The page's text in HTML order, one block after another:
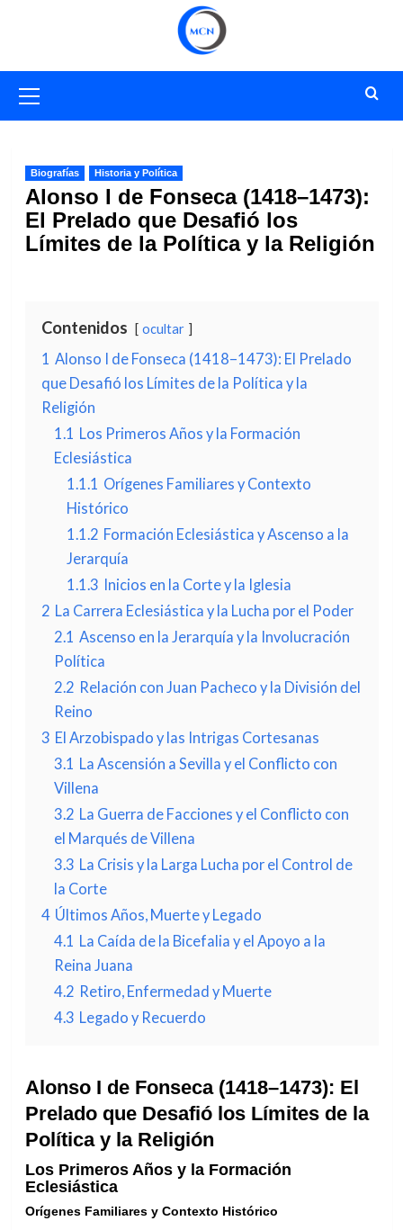
primario
Biografías Historia y Política
Alonso I de Fonseca (1418–1473):
El Prelado que Desafió los
Límites de la Política y la Religión
Contenidos ocultar
1 Alonso I de Fonseca (1418–1473): El Prelado
que Desafió los Límites de la Política y la
Religión
1.1 Los Primeros Años y la Formación
Eclesiástica
1.1.1 Orígenes Familiares y Contexto
Histórico
1.1.2 Formación Eclesiástica y Ascenso a la
Jerarquía
1.1.3 Inicios en la Corte y la Iglesia
2 La Carrera Eclesiástica y la Lucha por el Poder
2.1 Ascenso en la Jerarquía y la Involucración
Política
2.2 Relación con Juan Pacheco y la División del
Reino
3 El Arzobispado y las Intrigas Cortesanas
3.1 La Ascensión a Sevilla y el Conflicto con
Villena
3.2 La Guerra de Facciones y el Conflicto con
el Marqués de Villena
3.3 La Crisis y la Larga Lucha por el Control de
la Corte
4 Últimos Años, Muerte y Legado
4.1 La Caída de la Bicefalia y el Apoyo a la
Reina Juana
4.2 Retiro, Enfermedad y Muerte
4.3 Legado y Recuerdo
Alonso I de Fonseca (1418–1473): El
Prelado que Desafió los Límites de la
Política y la Religión
Los Primeros Años y la Formación
Eclesiástica
Orígenes Familiares y Contexto Histórico